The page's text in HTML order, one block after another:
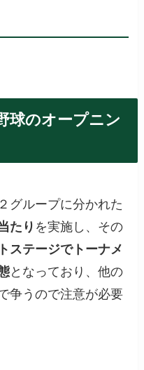
球のオープニン
グループに分かれた
たり を実施し、その
ステージでトーナメ
となっており、他の
争うので注意が必要